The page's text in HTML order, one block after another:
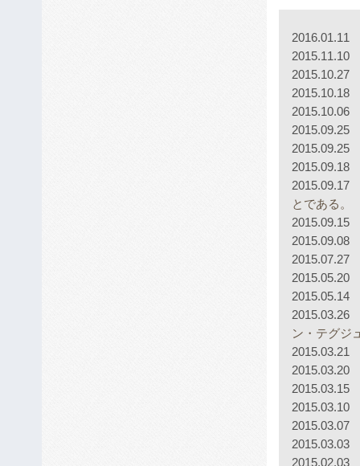
2016.01.11
2015.11.10
2015.10.27
2015.10.18
2015.10.06
2015.09.25
2015.09.25
2015.09.18
2015.09.17
とである。
2015.09.15
2015.09.08
2015.07.27
2015.05.20
2015.05.14
2015.03.26
ン・テグジ
2015.03.21
2015.03.20
2015.03.15
2015.03.10
2015.03.07
2015.03.03
2015.02.03